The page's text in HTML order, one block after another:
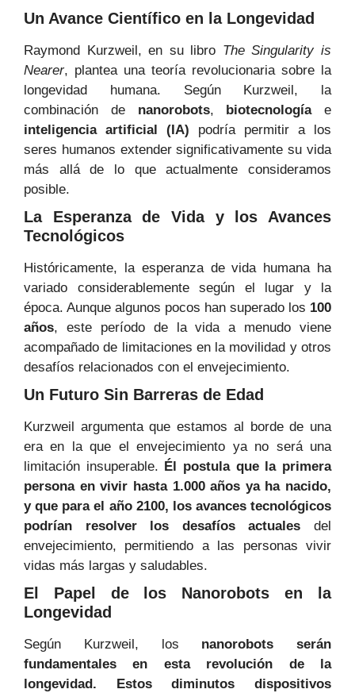
Un Avance Científico en la Longevidad
Raymond Kurzweil, en su libro The Singularity is
Nearer, plantea una teoría revolucionaria sobre la
longevidad humana. Según Kurzweil, la
combinación de nanorobots, biotecnologíae
inteligencia artificial (IA) podría permitir a los
seres humanos extender significativamente su vida
más allá de lo que actualmente consideramos
posible.
La Esperanza de Vida y los Avances
Tecnológicos
Históricamente, la esperanza de vida humana ha
variado considerablemente según el lugar y la
época. Aunque algunos pocos han superado los 100
años, este período de la vida a menudo viene
acompañado de limitaciones en la movilidad y otros
desafíos relacionados con el envejecimiento.
Un Futuro Sin Barreras de Edad
Kurzweil argumenta que estamos al borde de una
era en la que el envejecimiento ya no será una
limitación insuperable. Él postula que la primera
persona en vivir hasta 1.000 años ya ha nacido,
y que para el año 2100, los avances tecnológicos
podrían resolver los desafíos actuales del
envejecimiento, permitiendo a las personas vivir
vidas más largas y saludables.
El Papel de los Nanorobots en la
Longevidad
Según Kurzweil, los nanorobots
serán
fundamentales en esta revolución de la
longevidad. Estos diminutos dispositivos